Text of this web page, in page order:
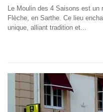
Le Moulin des 4 Saisons est un
Flèche, en Sarthe. Ce lieu
unique, alliant tradition et...